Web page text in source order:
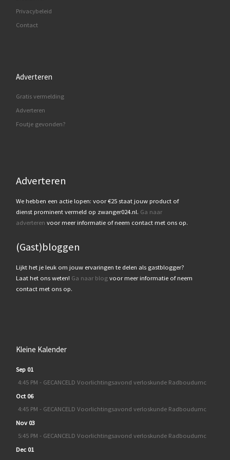
Privacybeleid
Contact
Adverteren
Gratis vermelding
Adverteren
Foutje gevonden?
Adverteren
We hebben een actie lopen: voor €25 staat jouw product of
dienst prominent vermeld op zwanger024.nl. Ga naar
adverteren voor meer informatie of neem contact met ons op.
(Gast)bloggen
Lijkt het je leuk om jouw ervaringen te delen als gastblogger?
Laat het ons weten! Ga naar blogvoor meer informatie of neem
contact met ons op.
Kleine Kalender
Sep 01
4:45 PM - GECANCELD Voorlichtingsavond verloskunde Radboudumc
Oct 06
4:45 PM - GECANCELD Voorlichtingsavond verloskunde Radboudumc
Nov 03
5:45 PM - GECANCELD Voorlichtingsavond verloskunde Radboudumc
Dec 01